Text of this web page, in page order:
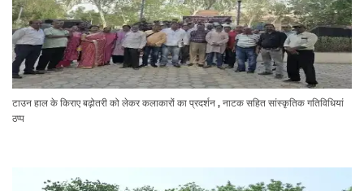
टाउन हाल के किराए बढ़ोतरी को लेकर कलाकारों का प्रदर्शन , नाटक सहित सांस्कृतिक गतिविधियां
ठप्प